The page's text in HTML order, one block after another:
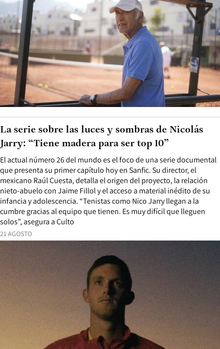
21 AGOSTO
El actual número 26 del mundo es el foco de una serie documental
que presenta su primer capítulo hoy en Sanfic. Su director, el
mexicano Raúl Cuesta, detalla el origen del proyecto, la relación
nieto-abuelo con Jaime Fillol y el acceso a material inédito de su
infancia y adolescencia. “Tenistas como Nico Jarry llegan a la
cumbre gracias al equipo que tienen. Es muy difícil que lleguen
solos”, asegura a Culto
La serie sobre las luces y sombras de Nicolás
Jarry: “Tiene madera para ser top 10”